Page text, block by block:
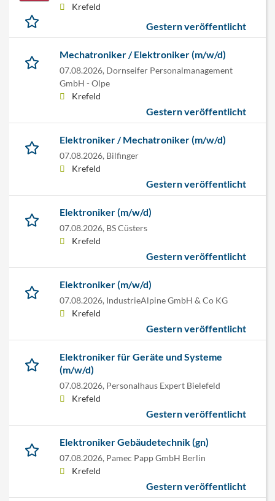
Krefeld
Gestern veröffentlicht
Mechatroniker / Elektroniker (m/w/d)
07.08.2026, Dornseifer Personalmanagement
GmbH - Olpe
Krefeld
Gestern veröffentlicht
Elektroniker / Mechatroniker (m/w/d)
07.08.2026, Bilfinger
Krefeld
Gestern veröffentlicht
Elektroniker (m/w/d)
07.08.2026, BS Cüsters
Krefeld
Gestern veröffentlicht
Elektroniker (m/w/d)
07.08.2026, IndustrieAlpine GmbH & Co KG
Krefeld
Gestern veröffentlicht
Elektroniker für Geräte und Systeme
(m/w/d)
07.08.2026, Personalhaus Expert Bielefeld
Krefeld
Gestern veröffentlicht
Elektroniker Gebäudetechnik (gn)
07.08.2026, Pamec Papp GmbH Berlin
Krefeld
Gestern veröffentlicht